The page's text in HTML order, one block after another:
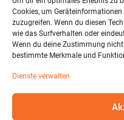
Cookies, um
zuzugreifen. Wenn du diesen
wie das Surfverhalten oder
Wenn du deine Zustimmung
bestimmte Merkmale und
Dienste verwalten
Wandelemente
Über uns
Impressum
Datenschutzerklärung